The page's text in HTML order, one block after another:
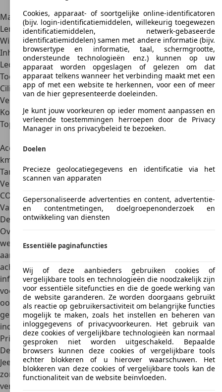
Marktintroductie
2020
Lengte x breedte x hoogte
5,59 x 1,88 x 1,84 m
Wielbasis
3,49 m
Inhoud bagageruimte
n.v.t.
Ledig gewicht
2.109-2.360 kg
Toelaatbaar totaalgewicht n.b.
Cilinderinhoud
2.987 cm3
Vermogen
Koppel
600 Nm
Topsnelheid
160 km/u (elektronisch
Acceleratie van 0 tot 100
km/u
Tankinhoud
71 l
Verbruik
CO₂-uitstoot
n.b.
Varianten
De Jeep Gladiator is er intwee varianten: Sport en
Overland
wel een redelijk goede standaarduitrusting. Denk daarbij
aan keyless entry/go, parkeersensors en een
achteruitrijcamera, cruise control en een
infotainmentscherm van 7 inch. Standaard is de auto
voorzien van een softtop, maarde Overland-versie is er
ook met harde kap. Die versie is voorzien van donker
gelakte 18-inch wielen, een infotainmentscherm van 8,4
inch, adaptieve cruise control en een noodremassistent.
Prijzen
De Jeep Gladiator is alweer stilletjes uit het gamma van
Jeep verdwenen– tsja, met uitsluitend een dieselmotor en
zonder geëlektrificeerde versies worden de
verkoopkansen in Europa natuurlijk klein. De laatste
Cookies, apparaat- of soortgelijke online-identificatoren
(bijv. login-identificatiemiddelen, willekeurig toegewezen
identificatiemiddelen, netwerk-gebaseerde
identificatiemiddelen) samen met andere informatie (bijv.
browsertype en informatie, taal, schermgrootte,
ondersteunde technologieën enz.) kunnen op uw
apparaat worden opgeslagen of gelezen om dat
apparaat telkens wanneer het verbinding maakt met een
app of met een website te herkennen, voor een of meer
van de hier gepresenteerde doeleinden.
Je kunt jouw voorkeuren op ieder moment aanpassen en
verleende toestemmingen herroepen door de Privacy
Manager in ons privacybeleid te bezoeken.
Doelen
Precieze geolocatiegegevens en identificatie via het
scannen van apparaten
Gepersonaliseerde advertenties en content, advertentie-
en contentmetingen, doelgroepenonderzoek en
ontwikkeling van diensten
Essentiële paginafuncties
Wij of deze aanbieders gebruiken cookies of
vergelijkbare tools en technologieën die noodzakelijk zijn
voor essentiële sitefuncties en die de goede werking van
de website garanderen. Ze worden doorgaans gebruikt
als reactie op gebruikersactiviteit om belangrijke functies
mogelijk te maken, zoals het instellen en beheren van
inloggegevens of privacyvoorkeuren. Het gebruik van
deze cookies of vergelijkbare technologieën kan normaal
gesproken niet worden uitgeschakeld. Bepaalde
browsers kunnen deze cookies of vergelijkbare tools
echter blokkeren of u hierover waarschuwen. Het
blokkeren van deze cookies of vergelijkbare tools kan de
functionaliteit van de website beïnvloeden.